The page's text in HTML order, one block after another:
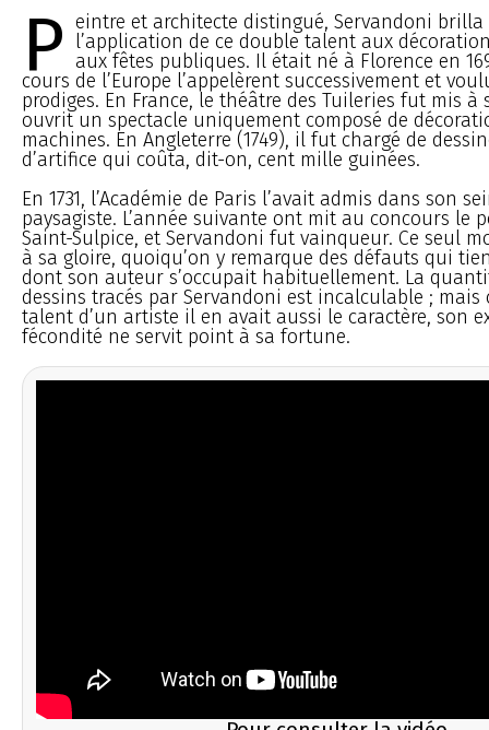
P eintre et architecte distingué, Servandoni
l’application de ce double talent aux
aux fêtes publiques. Il était né à Florence en
cours de l’Europe l’appelèrent successivement et
prodiges. En France, le théâtre des Tuileries fut mis
ouvrit un spectacle uniquement composé de
machines. En Angleterre (1749), il fut chargé de
d’artifice qui coûta, dit-on, cent mille guinées.
En 1731, l’Académie de Paris l’avait admis dans son
paysagiste. L’année suivante ont mit au concours le
Saint-Sulpice, et Servandoni fut vainqueur. Ce seul
à sa gloire, quoiqu’on y remarque des défauts qui
dont son auteur s’occupait habituellement. La
dessins tracés par Servandoni est incalculable ; mais
talent d’un artiste il en avait aussi le caractère, son
fécondité ne servit point à sa fortune.